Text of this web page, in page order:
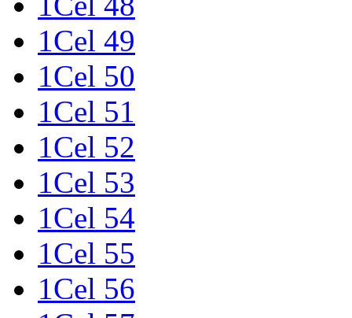
1Cel 49
1Cel 50
1Cel 51
1Cel 52
1Cel 53
1Cel 54
1Cel 55
1Cel 56